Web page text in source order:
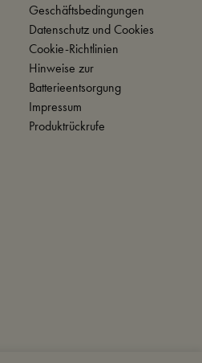
Geschäftsbedingungen
Datenschutz und Cookies
Cookie-Richtlinien
Hinweise zur
Batterieentsorgung
Impressum
Produktrückrufe